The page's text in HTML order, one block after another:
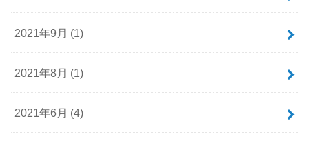
2021年9月 (1)
2021年8月 (1)
2021年6月 (4)